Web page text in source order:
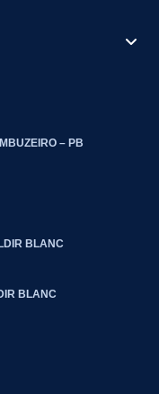
– PB
BLANC
BLANC